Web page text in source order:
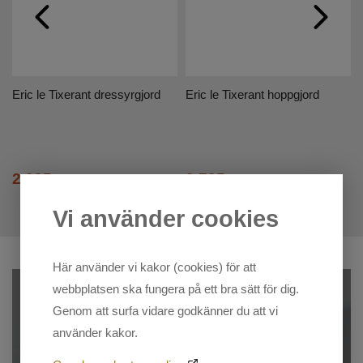
Vi använder cookies
Här använder vi kakor (cookies) för att
webbplatsen ska fungera på ett bra sätt för dig.
Genom att surfa vidare godkänner du att vi
använder kakor.
Eric le Tixerant dressyrgjord
2 095
Eric le Tixerant hoppgjord
2 795